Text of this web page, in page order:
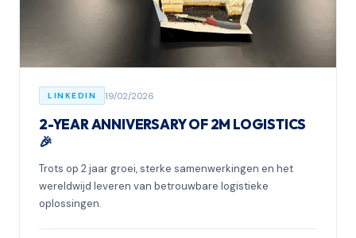
LINKEDIN 19/02/2026
2-YEAR ANNIVERSARY OF 2M LOGISTICS
🎉
Trots op 2 jaar groei, sterke samenwerkingen en het
wereldwijd leveren van betrouwbare logistieke
oplossingen.